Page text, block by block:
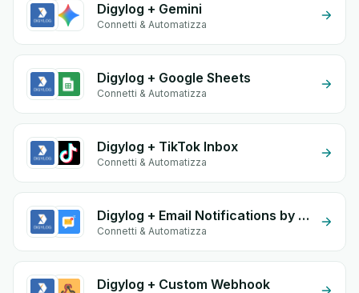
Digylog + Gemini
Connetti & Automatizza
Digylog + Google Sheets
Connetti & Automatizza
Digylog + TikTok Inbox
Connetti & Automatizza
Digylog + Email Notifications by eGrow
Connetti & Automatizza
Digylog + Custom Webhook